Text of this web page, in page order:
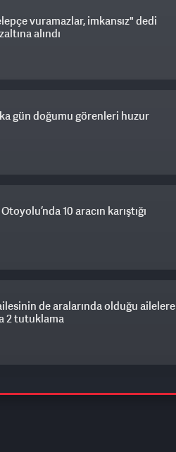
vuramazlar, imkansız" dedi
alındı
gün doğumu görenleri huzur
10 aracın karıştığı
de aralarında olduğu ailelere
2 tutuklama